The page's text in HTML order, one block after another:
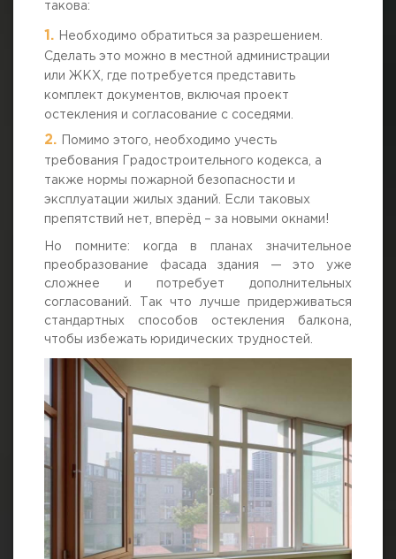
такова:
Необходимо обратиться за разрешением.
Сделать это можно в местной администрации
или ЖКХ, где потребуется представить
комплект документов, включая проект
остекления и согласование с соседями.
Помимо этого, необходимо учесть
требования Градостроительного кодекса, а
также нормы пожарной безопасности и
эксплуатации жилых зданий. Если таковых
препятствий нет, вперёд – за новыми окнами!
Но помните: когда в планах значительное
преобразование фасада здания — это уже
сложнее и потребует дополнительных
согласований. Так что лучше придерживаться
стандартных способов остекления балкона,
чтобы избежать юридических трудностей.